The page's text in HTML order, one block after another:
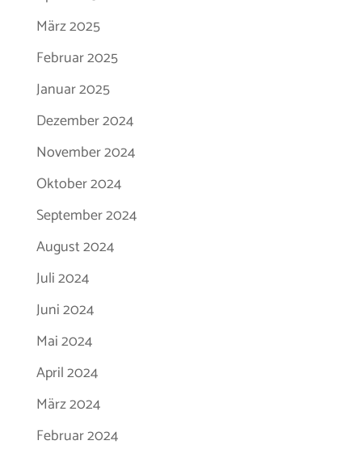
März 2025
Februar 2025
Januar 2025
Dezember 2024
November 2024
Oktober 2024
September 2024
August 2024
Juli 2024
Juni 2024
Mai 2024
April 2024
März 2024
Februar 2024